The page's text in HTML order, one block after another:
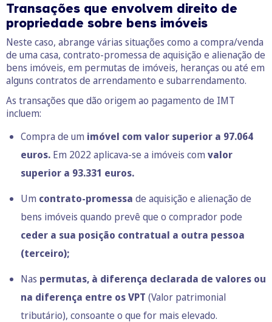
Transações que envolvem direito de
propriedade sobre bens imóveis
Neste caso, abrange várias situações como a compra/venda
de uma casa, contrato-promessa de aquisição e alienação de
bens imóveis, em permutas de imóveis, heranças ou até em
alguns contratos de arrendamento e subarrendamento.
As transações que dão origem ao pagamento de IMT
incluem:
Compra de um imóvel com valor superior a 97.064
euros. Em 2022 aplicava-se a imóveis com valor
superior a 93.331 euros.
Um contrato-promessa de aquisição e alienação de
bens imóveis quando prevê que o comprador pode
ceder a sua posição contratual a outra pessoa
(terceiro);
Nas permutas, à diferença declarada de valores ou
na diferença entre os VPT (Valor patrimonial
tributário), consoante o que for mais elevado.